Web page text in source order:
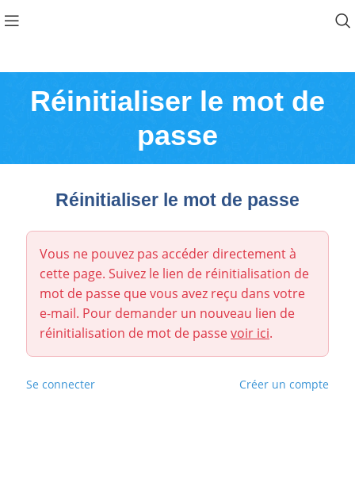
Réinitialiser le mot de
passe
Réinitialiser le mot de passe
Vous ne pouvez pas accéder directement à
cette page. Suivez le lien de réinitialisation de
mot de passe que vous avez reçu dans votre
e-mail. Pour demander un nouveau lien de
réinitialisation de mot de passevoir ici.
Se connecter Créer un compte